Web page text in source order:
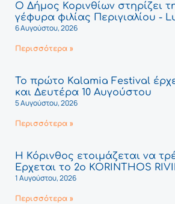
Ο Δήμος Κορινθίων στηρίζει
γέφυρα φιλίας Περιγιαλίου -
6 Αυγούστου, 2026
Περισσότερα »
Το πρώτο Kalamia Festival
και Δευτέρα 10 Αυγούστου
5 Αυγούστου, 2026
Περισσότερα »
Η Κόρινθος ετοιμάζεται να
Έρχεται το 2ο KORINTHOS
1 Αυγούστου, 2026
Περισσότερα »